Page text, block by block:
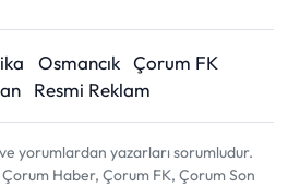
Osmancık Çorum FK
Resmi Reklam
yorumlardan yazarları sorumludur.
Haber, Çorum FK, Çorum Son